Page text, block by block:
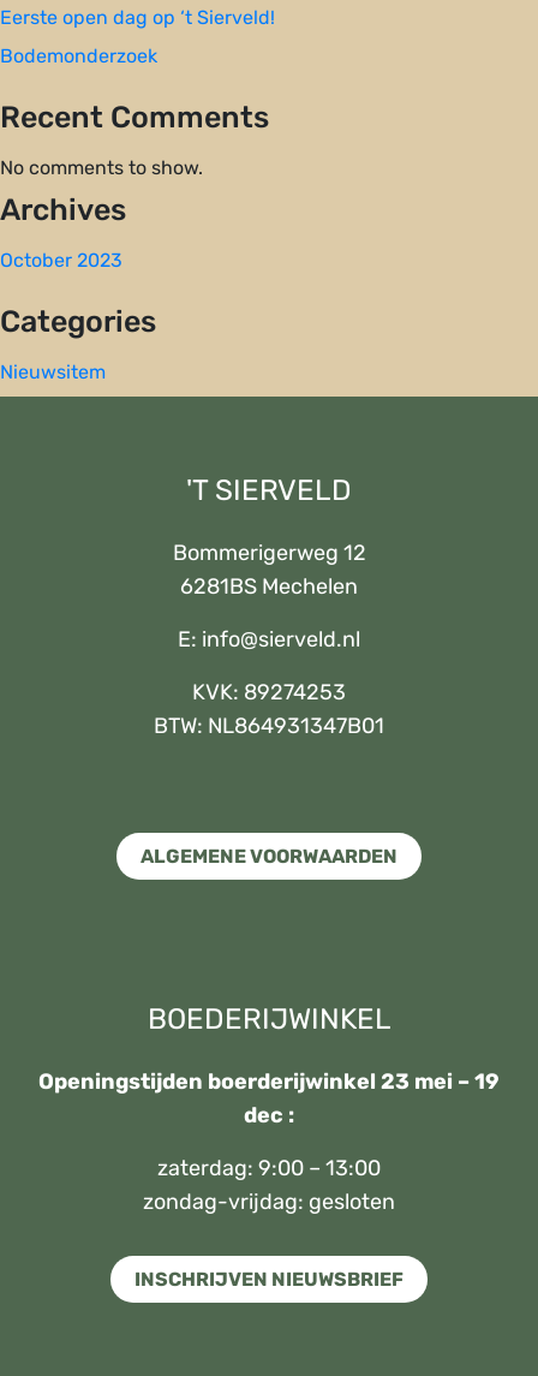
Eerste open dag op ‘t Sierveld!
Bodemonderzoek
Recent Comments
No comments to show.
Archives
October 2023
Categories
Nieuwsitem
'T SIERVELD
Bommerigerweg 12
6281BS Mechelen
E: info@sierveld.nl
KVK: 89274253
BTW: NL864931347B01
ALGEMENE VOORWAARDEN
BOEDERIJWINKEL
Openingstijden boerderijwinkel 23 mei – 19
dec :
zaterdag: 9:00 – 13:00
zondag-vrijdag: gesloten
INSCHRIJVEN NIEUWSBRIEF